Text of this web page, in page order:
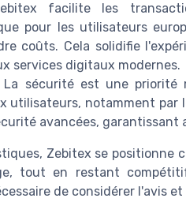
facilite les
pour les utilisateurs
coûts. Cela solidifie
services digitaux modernes.
La sécurité est une priorité
utilisateurs, notamment
avancées,
Zebitex se positionne
tout en restant
de considérer l'avis